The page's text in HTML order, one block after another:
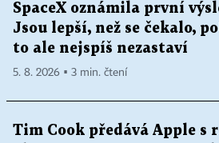
SpaceX oznámila první
Jsou lepší, než se čekalo,
to ale nejspíš nezastaví
5. 8. 2026 ▪ 3 min. čtení
Tim Cook předává Apple s